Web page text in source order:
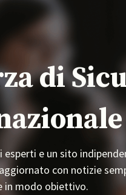
di
esperti e un sito
con notizie
in modo obiettivo.